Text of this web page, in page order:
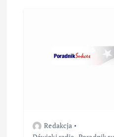
Redakcja